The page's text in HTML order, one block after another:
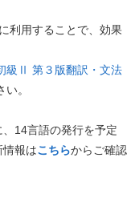
利用することで、効果
級Ⅱ 第３版翻訳・文法
。
、14言語の発行を予定
情報はこちらからご確認